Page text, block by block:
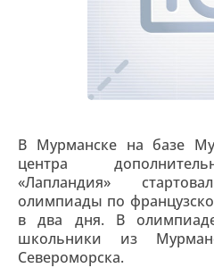
В Мурманске на базе
центра
«Лапландия»
олимпиады по
в два дня. В
школьники из
Североморска.